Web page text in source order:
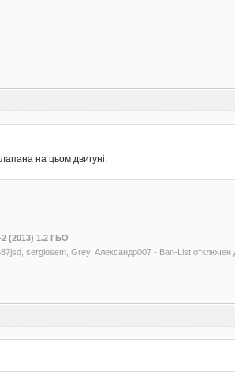
на цьом двигуні.
2 (2013) 1.2 ГБО
sergiosem, Grey, Александр007 - Ban-List отключен